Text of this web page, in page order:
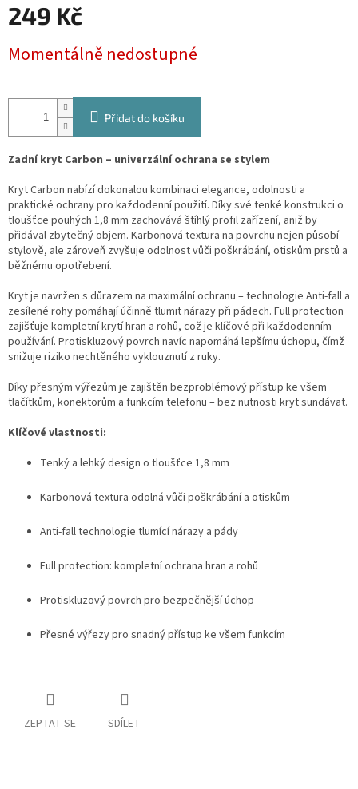
249 Kč
cena:
Momentálně nedostupné
Přidat do košíku
Zadní kryt Carbon – univerzální ochrana se stylem
Kryt Carbon nabízí dokonalou kombinaci elegance, odolnosti a
praktické ochrany pro každodenní použití. Díky své tenké konstrukci o
tloušťce pouhých 1,8 mm zachovává štíhlý profil zařízení, aniž by
přidával zbytečný objem. Karbonová textura na povrchu nejen působí
stylově, ale zároveň zvyšuje odolnost vůči poškrábání, otiskům prstů a
běžnému opotřebení.
Kryt je navržen s důrazem na maximální ochranu – technologie Anti-fall a
zesílené rohy pomáhají účinně tlumit nárazy při pádech. Full protection
zajišťuje kompletní krytí hran a rohů, což je klíčové při každodenním
používání. Protiskluzový povrch navíc napomáhá lepšímu úchopu, čímž
snižuje riziko nechtěného vyklouznutí z ruky.
Díky přesným výřezům je zajištěn bezproblémový přístup ke všem
tlačítkům, konektorům a funkcím telefonu – bez nutnosti kryt sundávat.
Klíčové vlastnosti:
Tenký a lehký design o tloušťce 1,8 mm
Karbonová textura odolná vůči poškrábání a otiskům
Anti-fall technologie tlumící nárazy a pády
Full protection: kompletní ochrana hran a rohů
Protiskluzový povrch pro bezpečnější úchop
Přesné výřezy pro snadný přístup ke všem funkcím
ZEPTAT SE SDÍLET